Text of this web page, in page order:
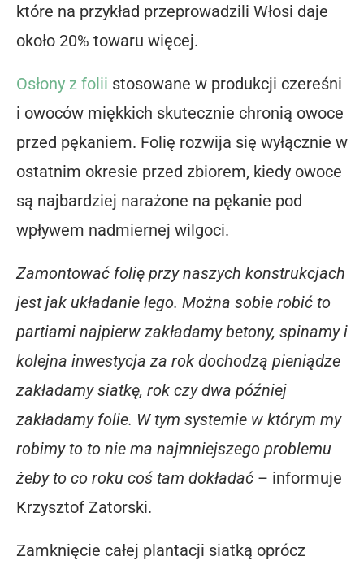
które na przykład przeprowadzili Włosi daje
około 20% towaru więcej.
Osłony z folii stosowane w produkcji czereśni
i owoców miękkich skutecznie chronią owoce
przed pękaniem. Folię rozwija się wyłącznie w
ostatnim okresie przed zbiorem, kiedy owoce
są najbardziej narażone na pękanie pod
wpływem nadmiernej wilgoci.
Zamontować folię przy naszych konstrukcjach
jest jak układanie lego. Można sobie robić to
partiami najpierw zakładamy betony, spinamy i
kolejna inwestycja za rok dochodzą pieniądze
zakładamy siatkę, rok czy dwa później
zakładamy folie. W tym systemie w którym my
robimy to to nie ma najmniejszego problemu
żeby to co roku coś tam dokładać – informuje
Krzysztof Zatorski.
Zamknięcie całej plantacji siatką oprócz